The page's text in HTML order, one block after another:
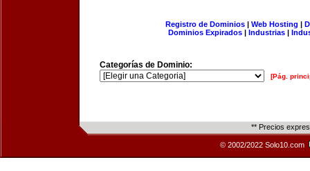
Registro de Dominios| Web Hosting |
Dominios Expirados | Industrias |
Categorías de Dominio:
[Pág.
** Precios
© 2002/2022 Solo10.com